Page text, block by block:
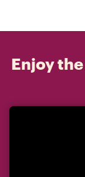
Enjoy